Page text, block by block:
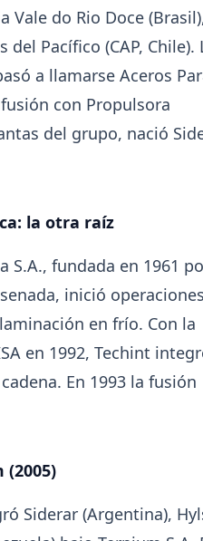
su tercera
llegó a San
fundada en
un local sobre Av.
de venta en San
2026: la
Vale do Rio Doce
del Pacífico (CAP, Chile).
a llamarse Aceros
con Propulsora
del grupo, nació
la otra raíz
S.A., fundada en 1961
inició
en frío. Con la
en 1992, Techint
En 1993 la fusión
(2005)
Siderar (Argentina),